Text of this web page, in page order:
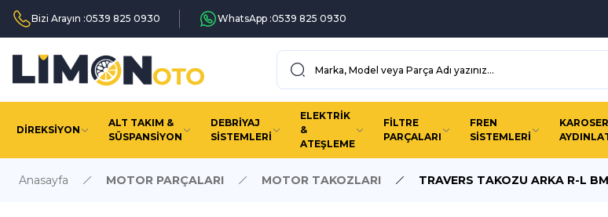
Bizi Arayın :0539 825 0930 WhatsApp :0539 825 0930
DİREKSİYON
ALT TAKIM &
SÜSPANSİYON
DEBRİYAJ
SİSTEMLERİ
ELEKTRİK
&
ATEŞLEME
FİLTRE
PARÇALARI
FREN
SİSTEMLERİ
Anasayfa MOTOR PARÇALARI MOTOR TAKOZLARI TRAVERS TAKOZU ARKA R-L